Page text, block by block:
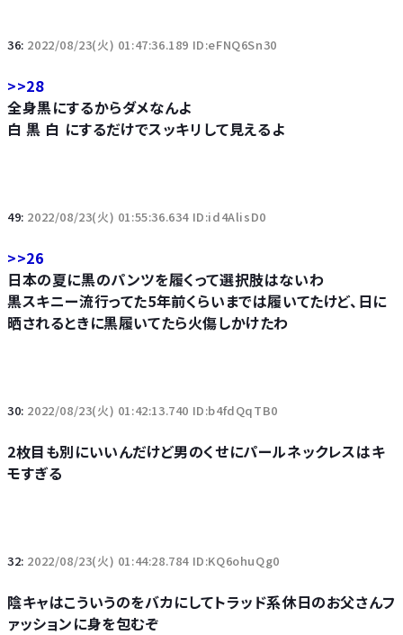
36: 2022/08/23(火) 01:47:36.189 ID:eFNQ6Sn30
>>28
全身黒にするからダメなんよ
白 黒 白 にするだけでスッキリして見えるよ
49: 2022/08/23(火) 01:55:36.634 ID:id4AlisD0
>>26
日本の夏に黒のパンツを履くって選択肢はないわ
黒スキニー流行ってた5年前くらいまでは履いてたけど、日に
晒されるときに黒履いてたら火傷しかけたわ
30: 2022/08/23(火) 01:42:13.740 ID:b4fdQqTB0
2枚目も別にいいんだけど男のくせにパールネックレスはキ
モすぎる
32: 2022/08/23(火) 01:44:28.784 ID:KQ6ohuQg0
陰キャはこういうのをバカにしてトラッド系休日のお父さんフ
ァッションに身を包むぞ